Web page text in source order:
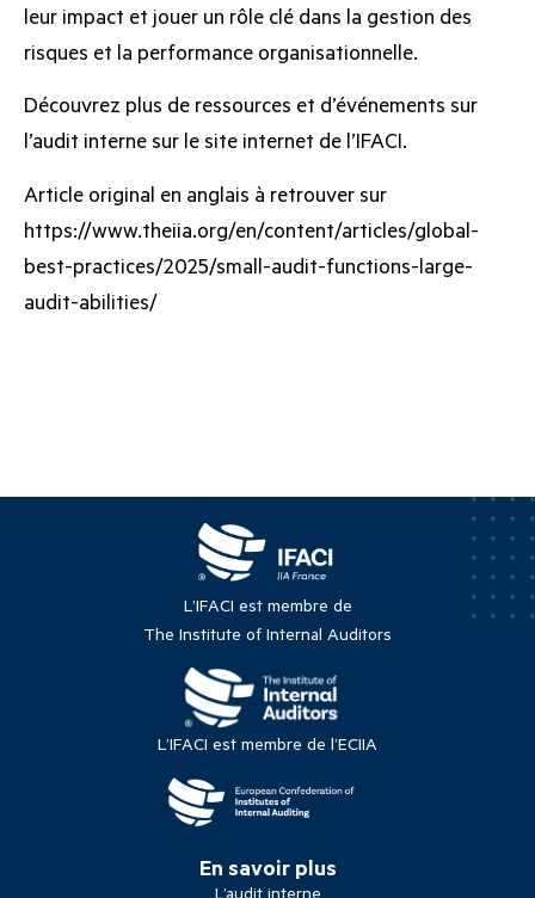
leur impact et jouer un rôle clé dans la gestion des
risques et la performance organisationnelle.
Découvrez plus de ressources et d’événements sur
l’audit interne sur le site internet de l’IFACI.
Article original en anglais à retrouver sur
https://www.theiia.org/en/content/articles/global-
best-practices/2025/small-audit-functions-large-
audit-abilities/
L’IFACI est membre de
The Institute of Internal Auditors
L’IFACI est membre de l’ECIIA
En savoir plus
L’audit interne